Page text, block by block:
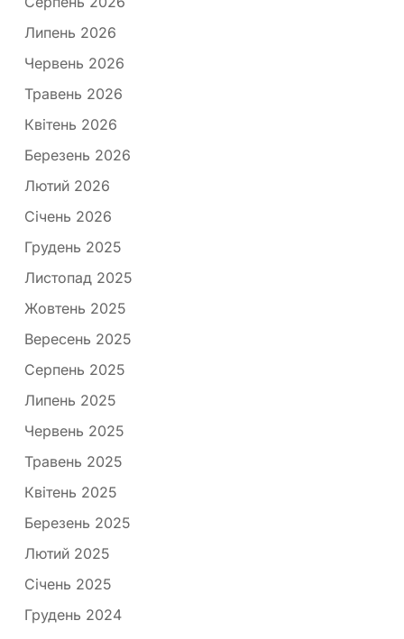
Липень 2026
Червень 2026
Травень 2026
Квітень 2026
Березень 2026
Лютий 2026
Січень 2026
Грудень 2025
Листопад 2025
Жовтень 2025
Вересень 2025
Серпень 2025
Липень 2025
Червень 2025
Травень 2025
Квітень 2025
Березень 2025
Лютий 2025
Січень 2025
Грудень 2024